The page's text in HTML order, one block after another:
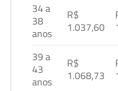
34 a
38
anos
R$
1.037,60
39 a
43
anos
R$
1.068,73